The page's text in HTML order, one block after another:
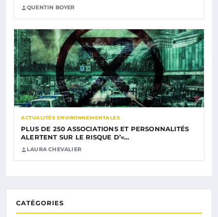
QUENTIN BOYER
ACTUALITÉS ENVIRONNEMENTALES
PLUS DE 250 ASSOCIATIONS ET PERSONNALITÉS
ALERTENT SUR LE RISQUE D’«…
LAURA CHEVALIER
CATÉGORIES